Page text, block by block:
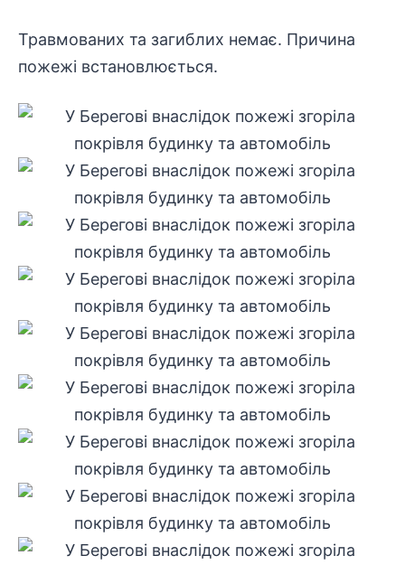
Травмованих та загиблих немає. Причина
пожежі встановлюється.